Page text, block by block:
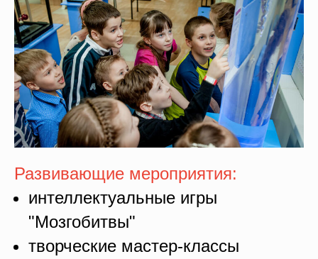
Развивающие мероприятия:
интеллектуальные игры
"Мозгобитвы"
творческие мастер-классы